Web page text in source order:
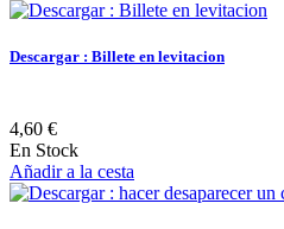
Descargar : Billete en levitacion
4,60 €
En Stock
Añadir a la cesta